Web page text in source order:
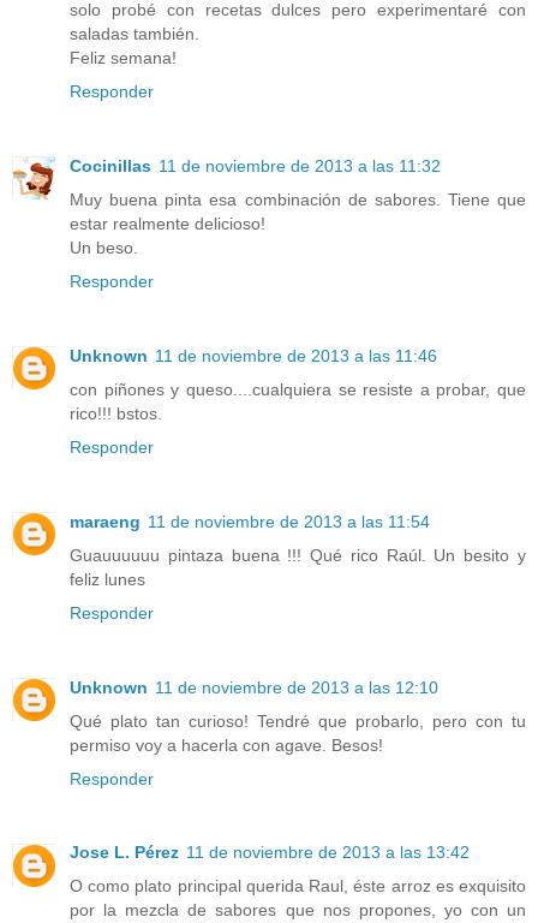
solo probé con recetas dulces pero experimentaré con
saladas también.
Feliz semana!
Responder
Cocinillas 11 de noviembre de 2013 a las 11:32
Muy buena pinta esa combinación de sabores. Tiene que
estar realmente delicioso!
Un beso.
Responder
Unknown 11 de noviembre de 2013 a las 11:46
con piñones y queso....cualquiera se resiste a probar, que
rico!!! bstos.
Responder
maraeng 11 de noviembre de 2013 a las 11:54
Guauuuuuu pintaza buena !!! Qué rico Raúl. Un besito y
feliz lunes
Responder
Unknown 11 de noviembre de 2013 a las 12:10
Qué plato tan curioso! Tendré que probarlo, pero con tu
permiso voy a hacerla con agave. Besos!
Responder
Jose L. Pérez 11 de noviembre de 2013 a las 13:42
O como plato principal querida Raul, éste arroz es exquisito
por la mezcla de sabores que nos propones, yo con un